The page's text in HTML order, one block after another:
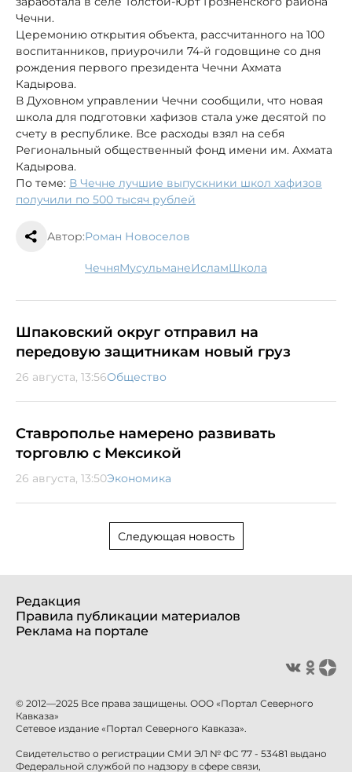
Чечни.
Церемонию открытия объекта, рассчитанного на 100
воспитанников, приурочили 74-й годовщине со дня
рождения первого президента Чечни Ахмата
Кадырова.
В Духовном управлении Чечни сообщили, что новая
школа для подготовки хафизов стала уже десятой по
счету в республике. Все расходы взял на себя
Региональный общественный фонд имени им. Ахмата
Кадырова.
По теме: В Чечне лучшие выпускники школ хафизов
получили по 500 тысяч рублей
Автор:Роман Новоселов
Чечня мусульмане ислам школа
Шпаковский округ отправил на
передовую защитникам новый груз
26 августа, 13:56Общество
Ставрополье намерено развивать
торговлю с Мексикой
26 августа, 13:50Экономика
Следующая новость
Редакция
Правила публикации материалов
Реклама на портале
© 2012—2025 Все права защищены. ООО «Портал Северного
Кавказа»
Сетевое издание «Портал Северного Кавказа».
Свидетельство о регистрации СМИ ЭЛ № ФС 77 - 53481 выдано
Федеральной службой по надзору в сфере связи,